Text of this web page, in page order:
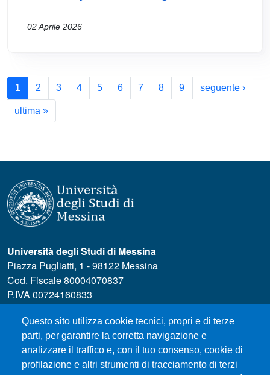
02 Aprile 2026
Paginazione
1 2 3 4 5 6 7 8 9 seguente ›
ultima »Ultima pagina
Questo sito utilizza cookie tecnici, propri e di terze
parti, per garantire la corretta navigazione e
analizzare il traffico e, con il tuo consenso, cookie di
profilazione e altri strumenti di tracciamento di terzi
Università degli Studi di Messina
Piazza Pugliatti, 1 - 98122 Messina
Cod. Fiscale 80004070837
P.IVA 00724160833
Centralino: 090 676 1
MENÙ SOCIAL